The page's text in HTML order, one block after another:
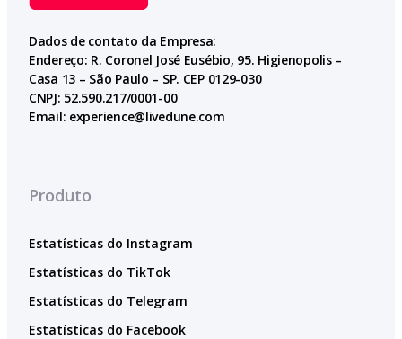
Dados de contato da Empresa:
Endereço: R. Coronel José Eusébio, 95. Higienopolis –
Casa 13 – São Paulo – SP. CEP 0129-030
CNPJ: 52.590.217/0001-00
Email: experience@livedune.com
Produto
Estatísticas do Instagram
Estatísticas do TikTok
Estatísticas do Telegram
Estatísticas do Facebook